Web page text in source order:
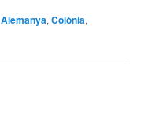
Alemanya,Colònia,